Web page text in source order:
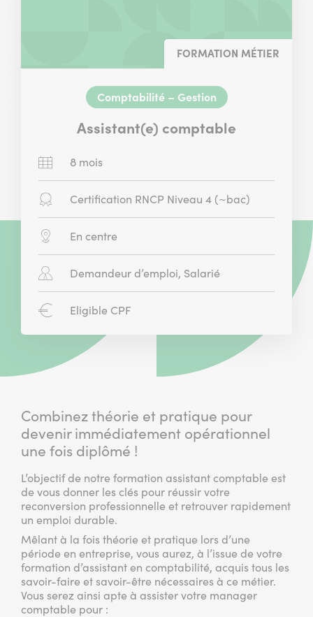
FORMATION MÉTIER
Comptabilité – Gestion
Assistant(e) comptable
Durée 8 mois
DiplômeCertification RNCP Niveau 4 (~bac)
ModalitéEn centre
Public Demandeur d’emploi, Salarié
Compte
de
formation
Eligible CPF
Combinez théorie et pratique pour
devenir immédiatement opérationnel
une fois diplômé !
L’objectif de notre formation assistant comptable est
de vous donner les clés pour réussir votre
reconversion professionnelle et retrouver rapidement
un emploi durable.
Mêlant à la fois théorie et pratique lors d’une
période en entreprise, vous aurez, à l’issue de votre
formation d’assistant en comptabilité, acquis tous les
savoir-faire et savoir-être nécessaires à ce métier.
Vous serez ainsi apte à assister votre manager
comptable pour :